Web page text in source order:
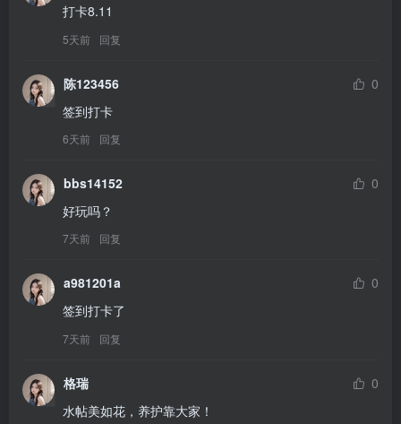
打卡8.11
5天前 回复
陈123456
0
签到打卡
6天前 回复
bbs14152
0
好玩吗？
7天前 回复
a981201a
0
签到打卡了
7天前 回复
格瑞
0
水帖美如花，养护靠大家！